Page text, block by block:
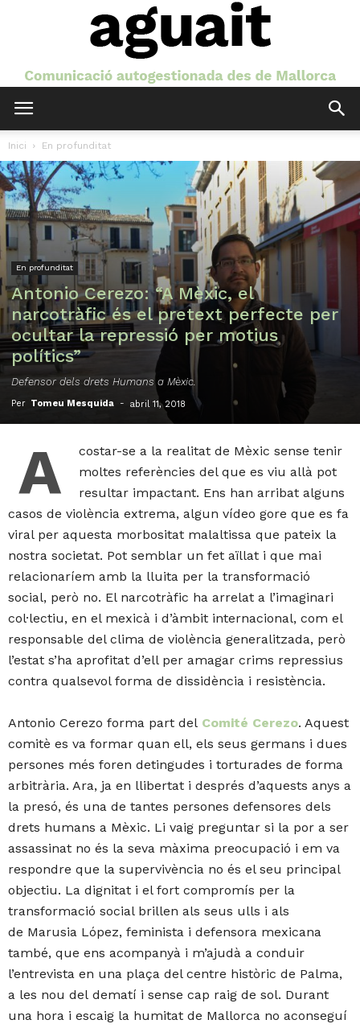
Inici En profunditat
En profunditat
Antonio Cerezo: “A Mèxic, el
narcotràfic és el pretext perfecte per
ocultar la repressió per motius
polítics”
Defensor dels drets Humans a Mèxic.
Per Tomeu Mesquida - abril 11, 2018
A
costar-se a la realitat de Mèxic sense tenir
moltes referències del que es viu allà pot
resultar impactant. Ens han arribat alguns
casos de violència extrema, algun vídeo gore que es fa
viral per aquesta morbositat malaltissa que pateix la
nostra societat. Pot semblar un fet aïllat i que mai
relacionaríem amb la lluita per la transformació
social, però no. El narcotràfic ha arrelat a l’imaginari
col·lectiu, en el mexicà i d’àmbit internacional, com el
responsable del clima de violència generalitzada, però
l’estat s’ha aprofitat d’ell per amagar crims repressius
contra qualsevol forma de dissidència i resistència.
Antonio Cerezo forma part del Comité Cerezo. Aquest
comitè es va formar quan ell, els seus germans i dues
persones més foren detingudes i torturades de forma
arbitrària. Ara, ja en llibertat i després d’aquests anys a
la presó, és una de tantes persones defensores dels
drets humans a Mèxic. Li vaig preguntar si la por a ser
assassinat no és la seva màxima preocupació i em va
respondre que la supervivència no és el seu principal
objectiu. La dignitat i el fort compromís per la
transformació social brillen als seus ulls i als
de Marusia López, feminista i defensora mexicana
també, que ens acompanyà i m’ajudà a conduir
l’entrevista en una plaça del centre històric de Palma,
a les nou del dematí i sense cap raig de sol. Durant
una hora i escaig la humitat de Mallorca no aconseguí